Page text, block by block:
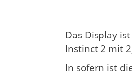
Das Display
Instinct 2 mit
In sofern ist